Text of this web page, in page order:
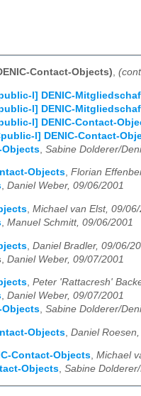
Contact-Objects),
l] DENIC-
l] DENIC-
l] DENIC-Contact-
l] DENIC-Contact-
Objects Sabine Dolderer/
Objects, Florian
, Daniel Weber, 09/06/2001
, Michael van Elst, 09/
, Manuel Schmitt, 09/06/2001
Daniel Bradler, 09/06/
Daniel Weber, 09/07/2001
, Peter 'Rattacresh'
, Daniel Weber, 09/07/2001
Objects, Sabine Dolderer/
Objects Daniel
Contact-Objects, Michael
Objects, Sabine